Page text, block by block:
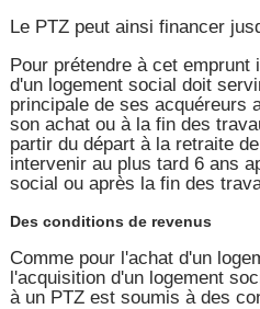
Le PTZ peut ainsi financer
Pour prétendre à cet
d'un logement social doit
principale de ses acquéreurs
son achat ou à la fin des
partir du départ à la retraite
intervenir au plus tard 6 ans
social ou après la fin des
Des conditions de revenus
Comme pour l'achat d'un
l'acquisition d'un logement
à un PTZ est soumis à des